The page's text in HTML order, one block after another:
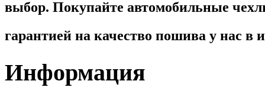
выбор. Покупайте автомобильные
гарантией на качество пошива у нас в
Информация